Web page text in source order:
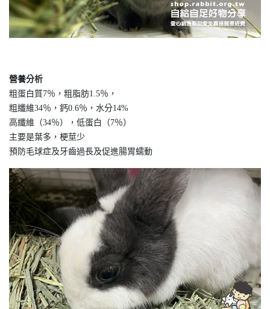
營養分析
粗蛋白質7％，粗脂肪1.5％，
粗纖維34％，鈣0.6％，水分14%
高纖維（34％），低蛋白（7％）
主要是葉多，梗莖少
預防毛球症及牙齒過長及促進腸胃蠕動